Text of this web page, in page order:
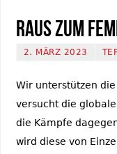
Raus zum
2. MÄRZ 2023
Wir unterstützen
versucht die
die Kämpfe
wird diese von